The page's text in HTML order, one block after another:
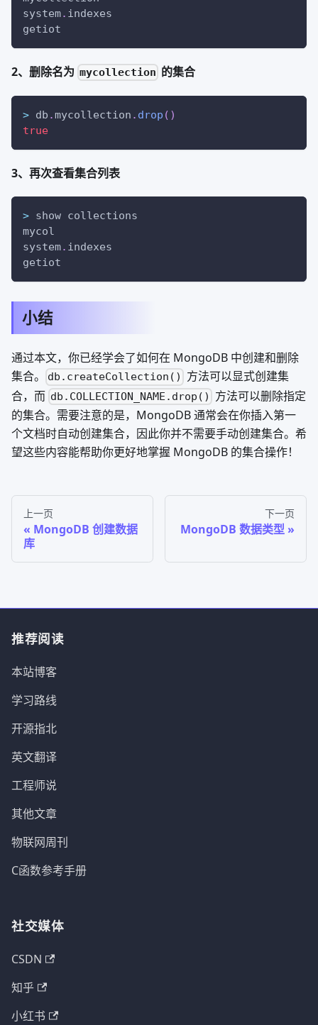
system. indexes
getiot
2、删除名为 mycollection 的集合
> db .mycollection . drop ( )
true
3、再次查看集合列表
> show collections
mycol
system. indexes
getiot
小结
通过本文，你已经学会了如何在 MongoDB 中创建和删除
集合。
db.createCollection()
方法可以显式创建集
合，而 db.COLLECTION_NAME.drop()
方法可以删除指定
的集合。需要注意的是，MongoDB 通常会在你插入第一
个文档时自动创建集合，因此你并不需要手动创建集合。希
望这些内容能帮助你更好地掌握 MongoDB 的集合操作！
上一页
MongoDB 创建数据
库
下一页
MongoDB 数据类型
推荐阅读
本站博客
学习路线
开源指北
英文翻译
工程师说
其他文章
物联网周刊
C函数参考手册
社交媒体
CSDN
知乎
小红书